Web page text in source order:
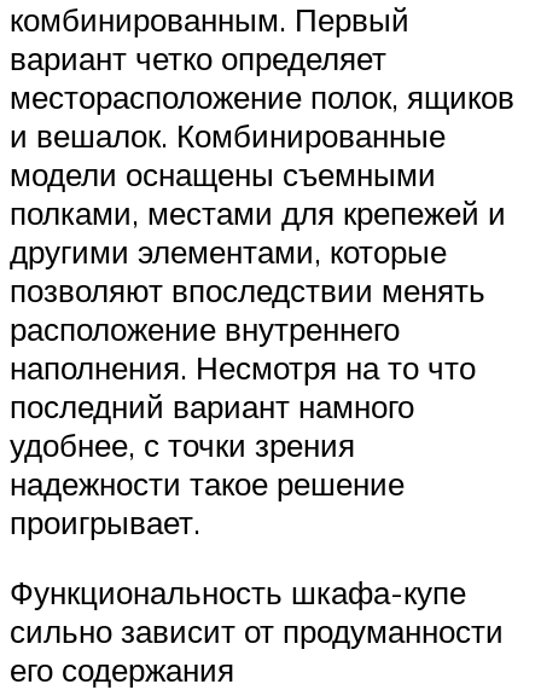
комбинированным. Первый
вариант четко определяет
месторасположение полок, ящиков
и вешалок. Комбинированные
модели оснащены съемными
полками, местами для крепежей и
другими элементами, которые
позволяют впоследствии менять
расположение внутреннего
наполнения. Несмотря на то что
последний вариант намного
удобнее, с точки зрения
надежности такое решение
проигрывает.
Функциональность шкафа-купе
сильно зависит от продуманности
его содержания